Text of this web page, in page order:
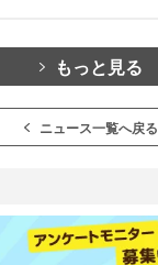
もっと見る
ニュース一覧へ戻る